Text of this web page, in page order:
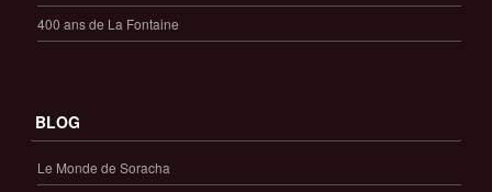
400 ans de La Fontaine
BLOG
Le Monde de Soracha